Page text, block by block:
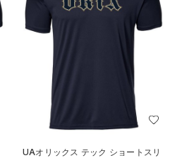
UAオリックス テック ショートスリ